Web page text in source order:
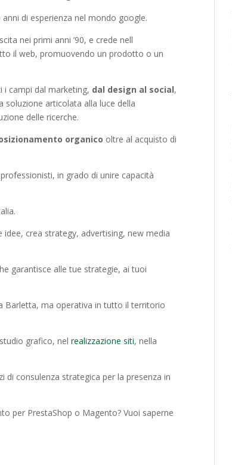
di esperienza nel mondo google.
nei primi anni ’90, e crede nell
il web, promuovendo un prodotto o un
i campi dal marketing, dal design al social,
soluzione articolata alla luce della
delle ricerche.
organico oltre al acquisto di
in grado di unire capacità
crea strategy, advertising, new media
garantisce alle tue strategie, ai tuoi
Barletta, ma operativa in tutto il territorio
grafico, nelrealizzazione siti, nella
di consulenza strategica per la presenza in
per PrestaShop o Magento? Vuoi saperne